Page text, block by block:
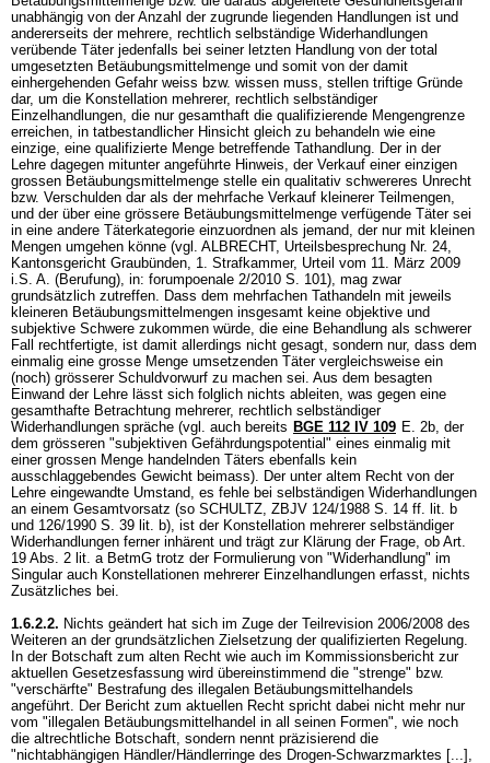
unabhängig von der Anzahl der zugrunde liegenden Handlungen ist und
andererseits der mehrere, rechtlich selbständige Widerhandlungen
verübende Täter jedenfalls bei seiner letzten Handlung von der total
umgesetzten Betäubungsmittelmenge und somit von der damit
einhergehenden Gefahr weiss bzw. wissen muss, stellen triftige Gründe
dar, um die Konstellation mehrerer, rechtlich selbständiger
Einzelhandlungen, die nur gesamthaft die qualifizierende Mengengrenze
erreichen, in tatbestandlicher Hinsicht gleich zu behandeln wie eine
einzige, eine qualifizierte Menge betreffende Tathandlung. Der in der
Lehre dagegen mitunter angeführte Hinweis, der Verkauf einer einzigen
grossen Betäubungsmittelmenge stelle ein qualitativ schwereres Unrecht
bzw. Verschulden dar als der mehrfache Verkauf kleinerer Teilmengen,
und der über eine grössere Betäubungsmittelmenge verfügende Täter sei
in eine andere Täterkategorie einzuordnen als jemand, der nur mit kleinen
Mengen umgehen könne (vgl. ALBRECHT, Urteilsbesprechung Nr. 24,
Kantonsgericht Graubünden, 1. Strafkammer, Urteil vom 11. März 2009
i.S. A. (Berufung), in: forumpoenale 2/2010 S. 101), mag zwar
grundsätzlich zutreffen. Dass dem mehrfachen Tathandeln mit jeweils
kleineren Betäubungsmittelmengen insgesamt keine objektive und
subjektive Schwere zukommen würde, die eine Behandlung als schwerer
Fall rechtfertigte, ist damit allerdings nicht gesagt, sondern nur, dass dem
einmalig eine grosse Menge umsetzenden Täter vergleichsweise ein
(noch) grösserer Schuldvorwurf zu machen sei. Aus dem besagten
Einwand der Lehre lässt sich folglich nichts ableiten, was gegen eine
gesamthafte Betrachtung mehrerer, rechtlich selbständiger
Widerhandlungen spräche (vgl. auch bereits BGE 112 IV 109 E. 2b, der
dem grösseren "subjektiven Gefährdungspotential" eines einmalig mit
einer grossen Menge handelnden Täters ebenfalls kein
ausschlaggebendes Gewicht beimass). Der unter altem Recht von der
Lehre eingewandte Umstand, es fehle bei selbständigen Widerhandlungen
an einem Gesamtvorsatz (so SCHULTZ, ZBJV 124/1988 S. 14 ff. lit. b
und 126/1990 S. 39 lit. b), ist der Konstellation mehrerer selbständiger
Widerhandlungen ferner inhärent und trägt zur Klärung der Frage, ob Art.
19 Abs. 2 lit. a BetmG trotz der Formulierung von "Widerhandlung" im
Singular auch Konstellationen mehrerer Einzelhandlungen erfasst, nichts
Zusätzliches bei.
1.6.2.2. Nichts geändert hat sich im Zuge der Teilrevision 2006/2008 des
Weiteren an der grundsätzlichen Zielsetzung der qualifizierten Regelung.
In der Botschaft zum alten Recht wie auch im Kommissionsbericht zur
aktuellen Gesetzesfassung wird übereinstimmend die "strenge" bzw.
"verschärfte" Bestrafung des illegalen Betäubungsmittelhandels
angeführt. Der Bericht zum aktuellen Recht spricht dabei nicht mehr nur
vom "illegalen Betäubungsmittelhandel in all seinen Formen", wie noch
die altrechtliche Botschaft, sondern nennt präzisierend die
"nichtabhängigen Händler/Händlerringe des Drogen-Schwarzmarktes [...],